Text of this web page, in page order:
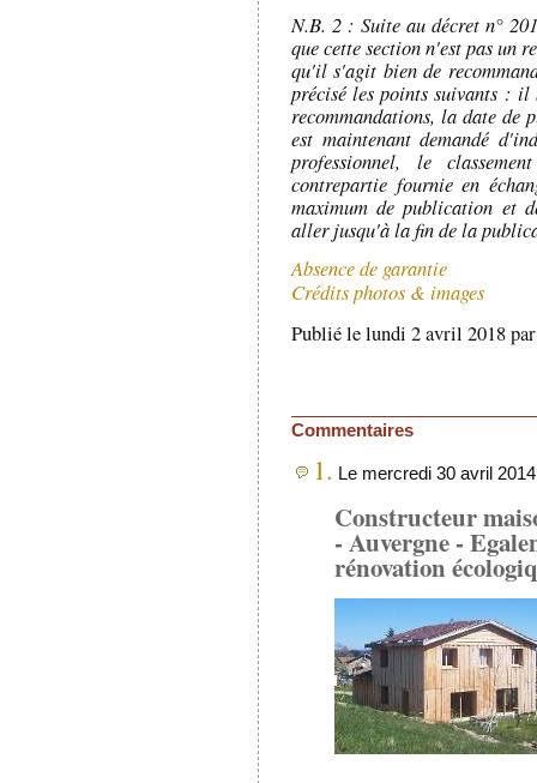
N.B. 2 : Suite au décret n°
que cette section n'est pas un
qu'il s'agit bien de
précisé les points suivants : il
recommandations, la date de
est maintenant demandé
professionnel, le
contrepartie fournie en
maximum de publication et
aller jusqu'à la fin de la
Absence de garantie
Crédits photos & images
Publié le lundi 2 avril 2018
Commentaires
1. Le mercredi 30 avril
Constructeur
- Auvergne -
rénovation